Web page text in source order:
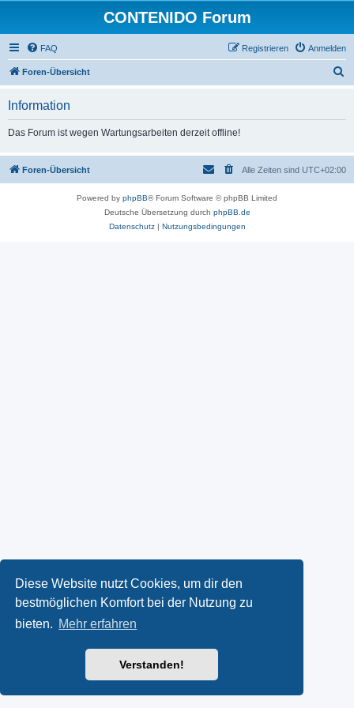
Diese Website nutzt Cookies, um dir den
bestmöglichen Komfort bei der Nutzung zu
bieten. Mehr erfahren
Verstanden!
CONTENIDO Forum
FAQ Anmelden
Registrieren
Foren-Übersicht
Information
Das Forum ist wegen Wartungsarbeiten derzeit offline!
Foren-Übersicht Alle Zeiten sind UTC+02:00
Powered by phpBB® Forum Software © phpBB Limited
Deutsche Übersetzung durch phpBB.de
Datenschutz| Nutzungsbedingungen